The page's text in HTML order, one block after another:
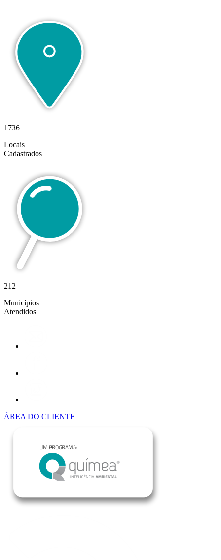
1736
Locais
Cadastrados
212
Municípios
Atendidos
ÁREA DO CLIENTE